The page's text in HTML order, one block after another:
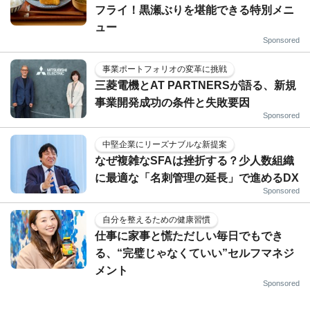
フライ！黒瀬ぶりを堪能できる特別メニ
ュー
Sponsored
事業ポートフォリオの変革に挑戦
三菱電機とAT PARTNERSが語る、新規
事業開発成功の条件と失敗要因
Sponsored
中堅企業にリーズナブルな新提案
なぜ複雑なSFAは挫折する？少人数組織
に最適な「名刺管理の延長」で進めるDX
Sponsored
自分を整えるための健康習慣
仕事に家事と慌ただしい毎日でもでき
る、“完璧じゃなくていい”セルフマネジ
メント
Sponsored